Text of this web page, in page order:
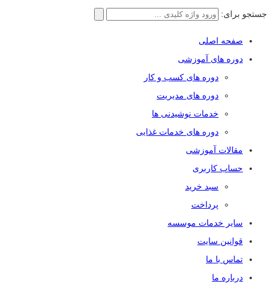
جستجو برای:
صفحه اصلی
دوره های آموزشی
دوره های کسب و کار
دوره های مدیریت
خدمات نوشیدنی ها
دوره های خدمات غذایی
مقالات آموزشی
حساب کاربری
سبد خرید
پرداخت
سایر خدمات موسسه
قوانین سایت
تماس با ما
درباره ما